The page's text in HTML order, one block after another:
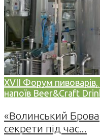
XVII Форум пивоварів,
напоїв Beer&Craft
«Волинський
секрети під час...